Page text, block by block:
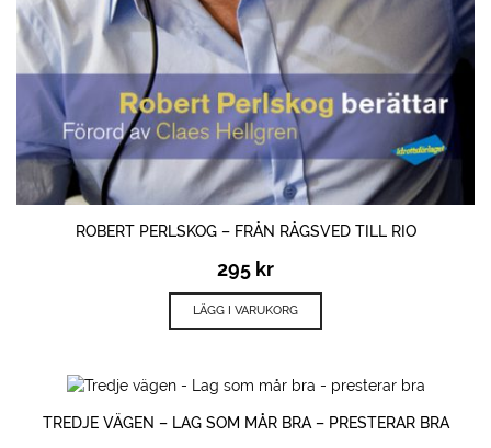
ROBERT PERLSKOG – FRÅN RÅGSVED TILL RIO
295 kr
LÄGG I VARUKORG
TREDJE VÄGEN – LAG SOM MÅR BRA – PRESTERAR BRA